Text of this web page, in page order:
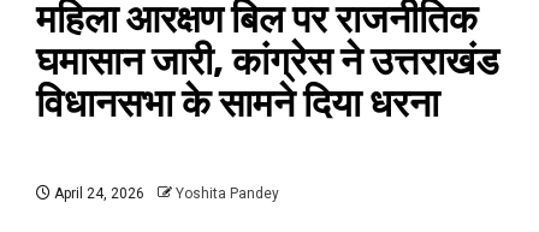
महिला आरक्षण बिल पर राजनीतिक
घमासान जारी, कांग्रेस ने उत्तराखंड
विधानसभा के सामने दिया धरना
April 24, 2026 Yoshita Pandey